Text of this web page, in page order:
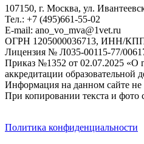
107150, г. Москва, ул.
Тел.: +7 (495)661-55-02
E-mail: ano_vo_mva@1vet.ru
ОГРН 1205000036713, ИНН/КПП
Лицензия № Л035-00115-77/
Приказ №1352 от 02.07.2025 «О
аккредитации образовательной
Информация на данном сайте не
При копировании текста и фото
Политика конфиденциальности